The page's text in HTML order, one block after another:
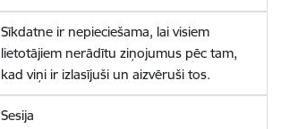
Sīkdatne ir nepieciešama, lai visiem
lietotājiem nerādītu ziņojumus pēc tam,
kad viņi ir izlasījuši un aizvēruši tos.
Sesija